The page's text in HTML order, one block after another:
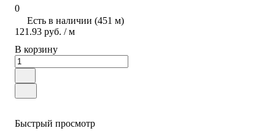
0
Есть в наличии (451 м)
121.93 руб. / м
В корзину
Быстрый просмотр